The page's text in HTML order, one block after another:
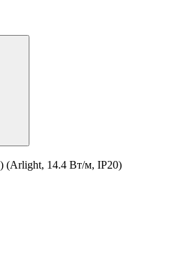
(Arlight, 14.4 Вт/м, IP20)